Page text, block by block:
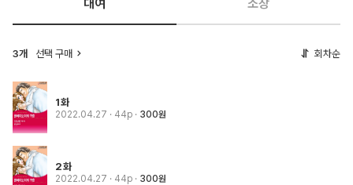
대여 소장
3개 선택 구매 회차순
1화
2022.04.27 · 44p 300원
2화
2022.04.27 · 44p 300원